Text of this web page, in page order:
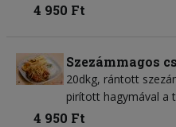
4 950 Ft
Szezámmagos
20dkg, rántott
pirított hagymával a
4 950 Ft